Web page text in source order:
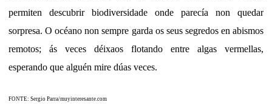
permiten descubrir biodiversidade onde parecía non quedar
sorpresa. O océano non sempre garda os seus segredos en abismos
remotos; ás veces déixaos flotando entre algas vermellas,
esperando que alguén mire dúas veces.
FONTE: Sergio Parra/muyinteresante.com